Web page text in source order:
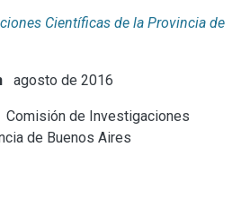
Científicas de la Provincia de
agosto de 2016
Comisión de Investigaciones
de Buenos Aires